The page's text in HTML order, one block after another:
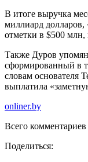
В итоге выручка
миллиард долларов,
отметки в $500
Также Дуров
сформированный в
словам основателя
выплатила
onliner.by
Всего комментариев
Поделиться: